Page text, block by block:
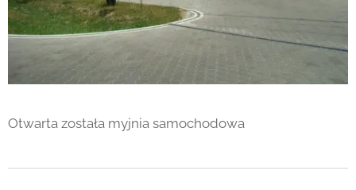
Otwarta została myjnia samochodowa